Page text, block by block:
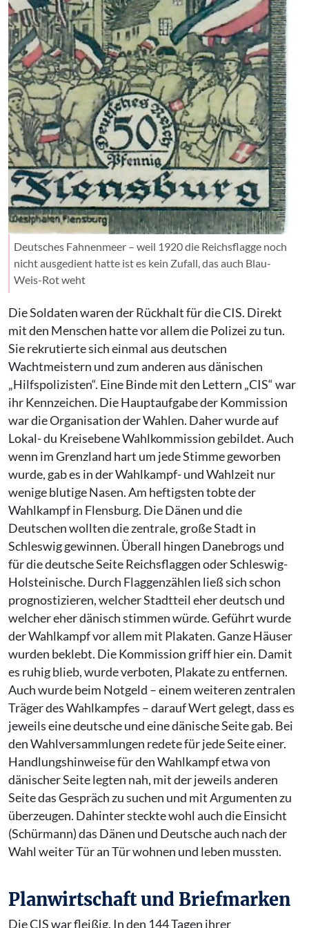
Deutsches Fahnenmeer – weil 1920 die Reichsflagge noch
nicht ausgedient hatte ist es kein Zufall, das auch Blau-
Weis-Rot weht
Die Soldaten waren der Rückhalt für die CIS. Direkt
mit den Menschen hatte vor allem die Polizei zu tun.
Sie rekrutierte sich einmal aus deutschen
Wachtmeistern und zum anderen aus dänischen
„Hilfspolizisten“. Eine Binde mit den Lettern „CIS“ war
ihr Kennzeichen. Die Hauptaufgabe der Kommission
war die Organisation der Wahlen. Daher wurde auf
Lokal- du Kreisebene Wahlkommission gebildet. Auch
wenn im Grenzland hart um jede Stimme geworben
wurde, gab es in der Wahlkampf- und Wahlzeit nur
wenige blutige Nasen. Am heftigsten tobte der
Wahlkampf in Flensburg. Die Dänen und die
Deutschen wollten die zentrale, große Stadt in
Schleswig gewinnen. Überall hingen Danebrogs und
für die deutsche Seite Reichsflaggen oder Schleswig-
Holsteinische. Durch Flaggenzählen ließ sich schon
prognostizieren, welcher Stadtteil eher deutsch und
welcher eher dänisch stimmen würde. Geführt wurde
der Wahlkampf vor allem mit Plakaten. Ganze Häuser
wurden beklebt. Die Kommission griff hier ein. Damit
es ruhig blieb, wurde verboten, Plakate zu entfernen.
Auch wurde beim Notgeld – einem weiteren zentralen
Träger des Wahlkampfes – darauf Wert gelegt, dass es
jeweils eine deutsche und eine dänische Seite gab. Bei
den Wahlversammlungen redete für jede Seite einer.
Handlungshinweise für den Wahlkampf etwa von
dänischer Seite legten nah, mit der jeweils anderen
Seite das Gespräch zu suchen und mit Argumenten zu
überzeugen. Dahinter steckte wohl auch die Einsicht
(Schürmann) das Dänen und Deutsche auch nach der
Wahl weiter Tür an Tür wohnen und leben mussten.
Planwirtschaft und Briefmarken
Die CIS war fleißig. In den 144 Tagen ihrer